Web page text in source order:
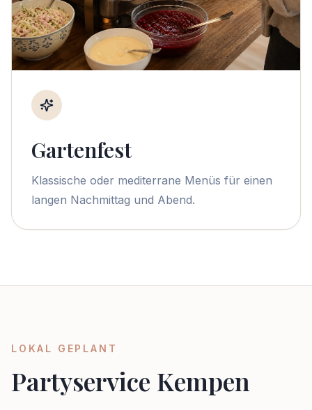
Gartenfest
Klassische oder mediterrane Menüs für einen
langen Nachmittag und Abend.
LOKAL GEPLANT
Partyservice Kempen